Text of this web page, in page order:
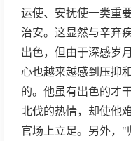
运使、安抚使一类重
治安。这显然与辛弃
出色，但由于深感岁
心也越来越感到压
的。他虽有出色的才
北伐的热情，却使他
官场上立足。另外，